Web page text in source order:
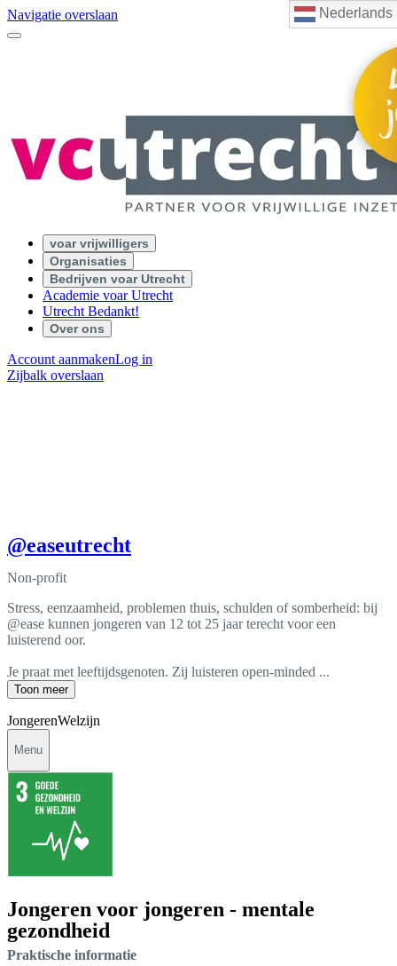
Nederlands
Navigatie overslaan
voar vrijwilligers
Organisaties
Bedrijven voar Utrecht
Academie voar Utrecht
Utrecht Bedankt!
Over ons
Account aanmakenLog in
Zijbalk overslaan
@easeutrecht
Non-profit
Stress, eenzaamheid, problemen thuis, schulden of somberheid: bij
@ease kunnen jongeren van 12 tot 25 jaar terecht voor een
luisterend oor.
Je praat met leeftijdsgenoten. Zij luisteren open-minded ...
Toon meer
JongerenWelzijn
Menu
Jongeren voor jongeren - mentale
gezondheid
Praktische informatie